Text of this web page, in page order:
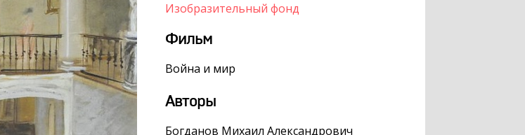
Изобразительный фонд
Фильм
Война и мир
Авторы
Богданов Михаил Александрович